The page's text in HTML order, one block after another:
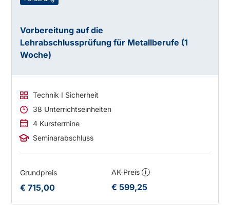
Vorbereitung auf die
Lehrabschlussprüfung für Metallberufe (1
Woche)
Technik I Sicherheit
38 Unterrichtseinheiten
4 Kurstermine
Seminarabschluss
Grundpreis
€ 715,00
AK-Preis i
€ 599,25